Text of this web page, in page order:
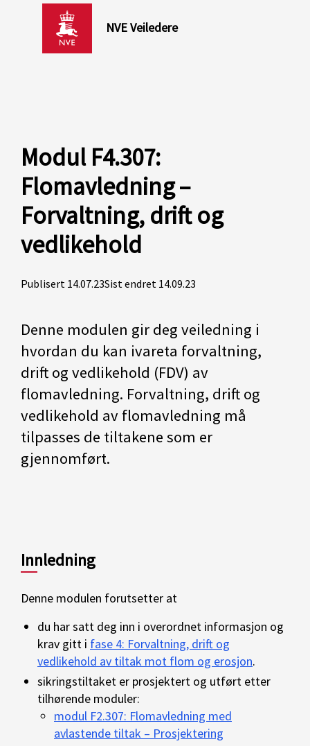
NVE Veiledere
Modul F4.307:
Flomavledning –
Forvaltning, drift og
vedlikehold
Publisert 14.07.23Sist endret 14.09.23
Denne modulen gir deg veiledning i
hvordan du kan ivareta forvaltning,
drift og vedlikehold (FDV) av
flomavledning. Forvaltning, drift og
vedlikehold av flomavledning må
tilpasses de tiltakene som er
gjennomført.
Innledning
Denne modulen forutsetter at
du har satt deg inn i overordnet informasjon og
krav gitt i fase 4: Forvaltning, drift og
vedlikehold av tiltak mot flom og erosjon.
sikringstiltaket er prosjektert og utført etter
tilhørende moduler:
modul F2.307: Flomavledning med
avlastende tiltak – Prosjektering